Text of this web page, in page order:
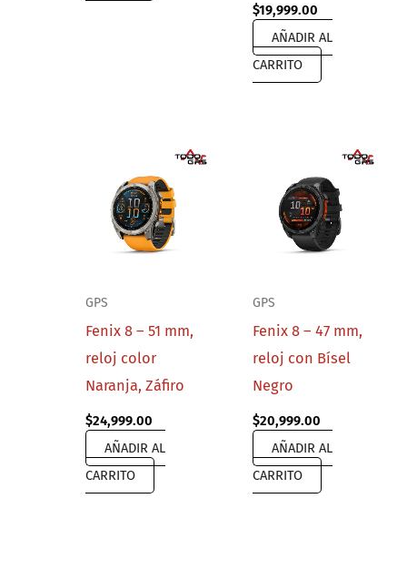
$19,999.00
AÑADIR AL
CARRITO
GPS
Fenix 8 – 51 mm,
reloj color
Naranja, Záfiro
$24,999.00
AÑADIR AL
CARRITO
GPS
Fenix 8 – 47 mm,
reloj con Bísel
Negro
$20,999.00
AÑADIR AL
CARRITO